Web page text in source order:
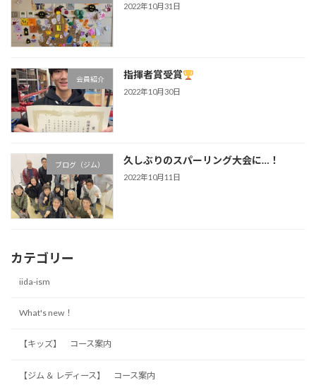
2022年10月31日
会員紹介 指揮者賞受賞
2022年10月30日
ブログ（ジム） 久しぶりのスパーリング大会に…！
2022年10月11日
カテゴリー
iida-ism
What's new！
【キッズ】 コース案内
【ジム ＆ レディース】 コース案内